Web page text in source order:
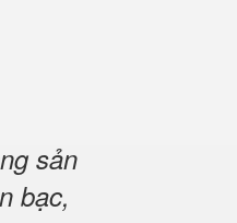
sản
bạc,